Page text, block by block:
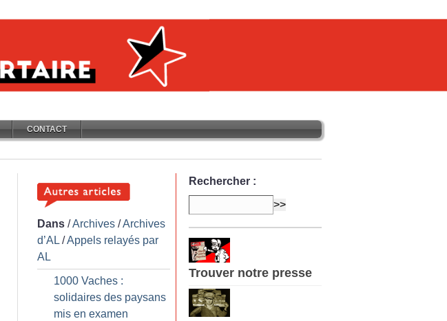
CONTACT
Dans /Archives /Archives
d’AL /Appels relayés par
AL
1000 Vaches :
solidaires des paysans
mis en examen
Rechercher :
Trouver notre presse